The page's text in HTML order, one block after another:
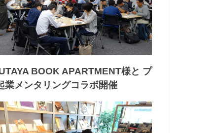
BOOK APARTMENT様と プ
業メンタリングコラボ開催